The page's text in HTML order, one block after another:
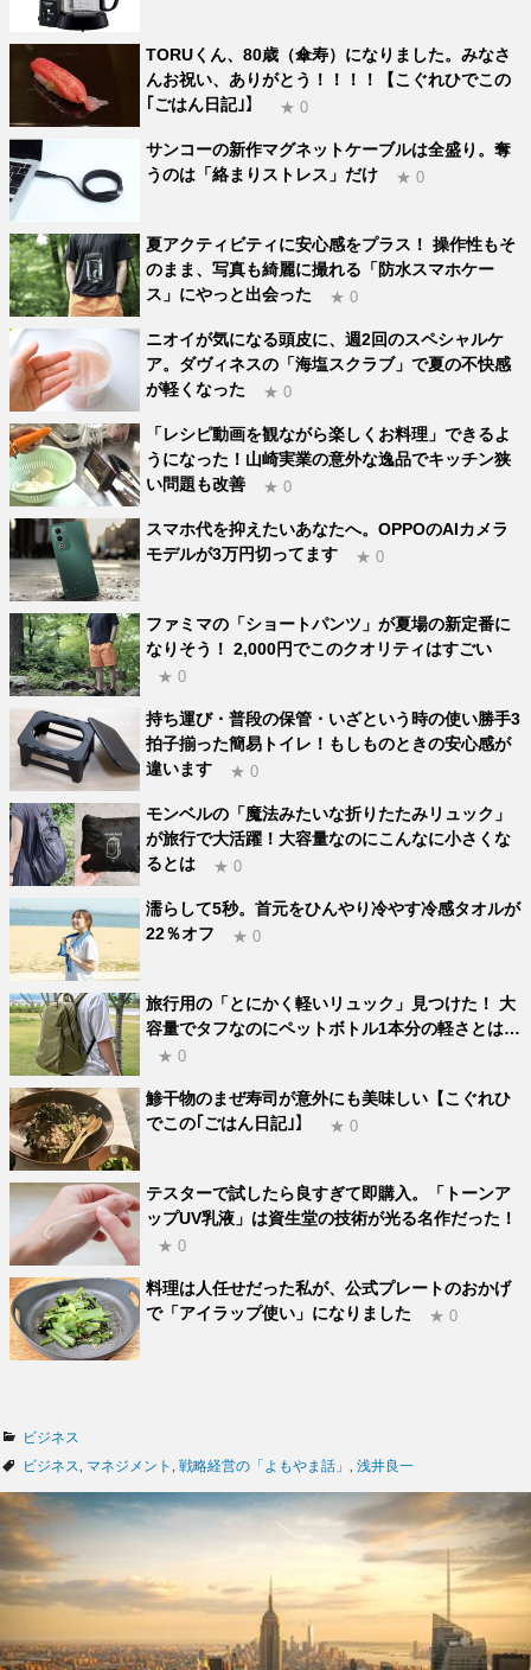
TORUくん、80歳（傘寿）になりました。みなさ
んお祝い、ありがとう！！！！【こぐれひでこの
｢ごはん日記｣】
★ 0
サンコーの新作マグネットケーブルは全盛り。奪
うのは「絡まりストレス」だけ
★ 0
夏アクティビティに安心感をプラス！ 操作性もそ
のまま、写真も綺麗に撮れる「防水スマホケー
ス」にやっと出会った
★ 0
ニオイが気になる頭皮に、週2回のスペシャルケ
ア。ダヴィネスの「海塩スクラブ」で夏の不快感
が軽くなった
★ 0
「レシピ動画を観ながら楽しくお料理」できるよ
うになった！山崎実業の意外な逸品でキッチン狭
い問題も改善
★ 0
スマホ代を抑えたいあなたへ。OPPOのAIカメラ
モデルが3万円切ってます
★ 0
ファミマの「ショートパンツ」が夏場の新定番に
なりそう！ 2,000円でこのクオリティはすごい
★ 0
持ち運び・普段の保管・いざという時の使い勝手3
拍子揃った簡易トイレ！もしものときの安心感が
違います
★ 0
モンベルの「魔法みたいな折りたたみリュック」
が旅行で大活躍！大容量なのにこんなに小さくな
るとは
★ 0
濡らして5秒。首元をひんやり冷やす冷感タオルが
22％オフ
★ 0
旅行用の「とにかく軽いリュック」見つけた！ 大
容量でタフなのにペットボトル1本分の軽さとは…
★ 0
鯵干物のまぜ寿司が意外にも美味しい【こぐれひ
でこの｢ごはん日記｣】
★ 0
テスターで試したら良すぎて即購入。「トーンア
ップUV乳液」は資生堂の技術が光る名作だった！
★ 0
料理は人任せだった私が、公式プレートのおかげ
で「アイラップ使い」になりました
★ 0
カ
テ
ー
ビジネス
タ
ビジネス マネジメント 戦略経営の「よもやま話」 浅井良一